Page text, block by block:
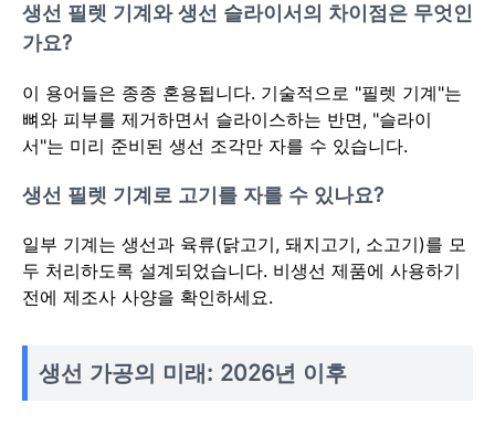
생선 필렛 기계와 생선 슬라이서의 차이점은 무엇인
가요?
이 용어들은 종종 혼용됩니다. 기술적으로 "필렛 기계"는
뼈와 피부를 제거하면서 슬라이스하는 반면, "슬라이
서"는 미리 준비된 생선 조각만 자를 수 있습니다.
생선 필렛 기계로 고기를 자를 수 있나요?
일부 기계는 생선과 육류(닭고기, 돼지고기, 소고기)를 모
두 처리하도록 설계되었습니다. 비생선 제품에 사용하기
전에 제조사 사양을 확인하세요.
생선 가공의 미래: 2026년 이후